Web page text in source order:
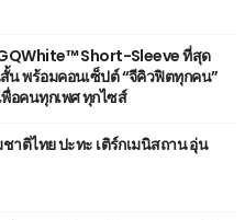
Short-Sleeve ที่สุด
น พร้อมคอนเซ็ปต์ “จีคิวฟิตทุกคน”
อคนทุกเพศ ทุกไซส์
าติไทย ปะทะ เติร์กเมนิสถาน อุ่น